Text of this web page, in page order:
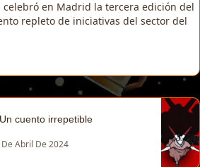
celebró en Madrid la tercera edición del
repleto de iniciativas del sector del
cuento irrepetible
De Abril De 2024